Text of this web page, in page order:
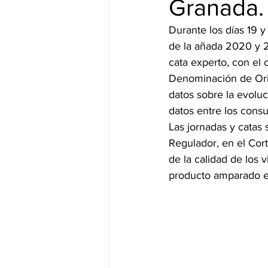
Durante los días 19
de la añada 2020 y
cata experto, con el
Denominación de
datos sobre la
datos entre los
Las jornadas y
Regulador, en el
de la calidad de los
producto amparado